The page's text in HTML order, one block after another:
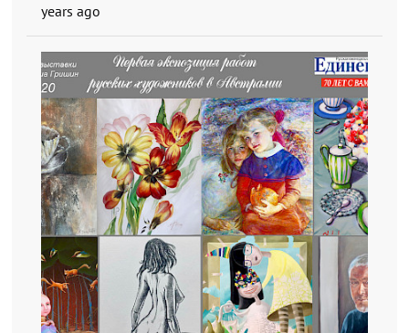
years ago